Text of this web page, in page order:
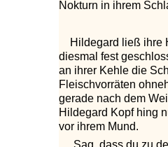
Nokturn in ihrem
Hildegard ließ ihre
diesmal fest
an ihrer Kehle die
Fleischvorräten
gerade nach dem
Hildegard Kopf hing
vor ihrem Mund.